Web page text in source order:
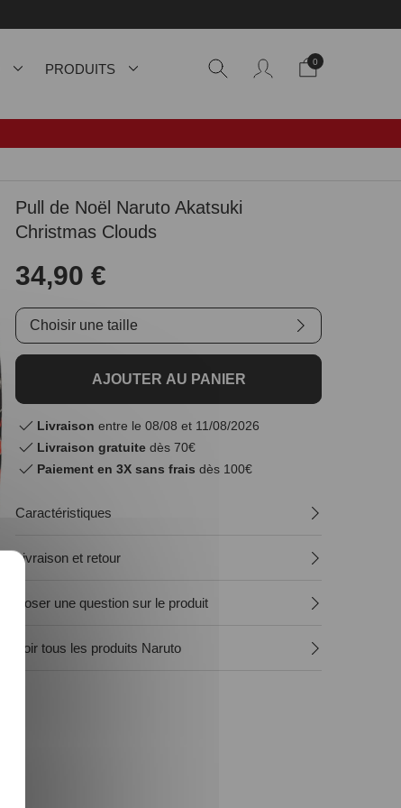
PRODUITS 0
Pull de Noël Naruto Akatsuki
Christmas Clouds
34,90 €
Choisir une taille
AJOUTER AU PANIER
Livraison entre le 08/08 et 11/08/2026
Livraison gratuite dès 70€
Paiement en 3X sans frais dès 100€
Caractéristiques
Livraison et retour
Poser une question sur le produit
Voir tous les produits Naruto